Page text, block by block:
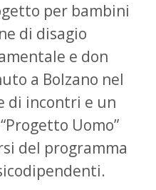
per bambini
di disagio
e don
a Bolzano nel
di incontri e un
Uomo”
del programma